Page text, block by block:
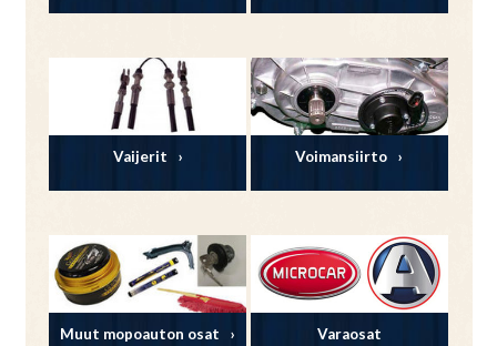
Vaijerit Voimansiirto
Muut mopoauton osat
Varaosat